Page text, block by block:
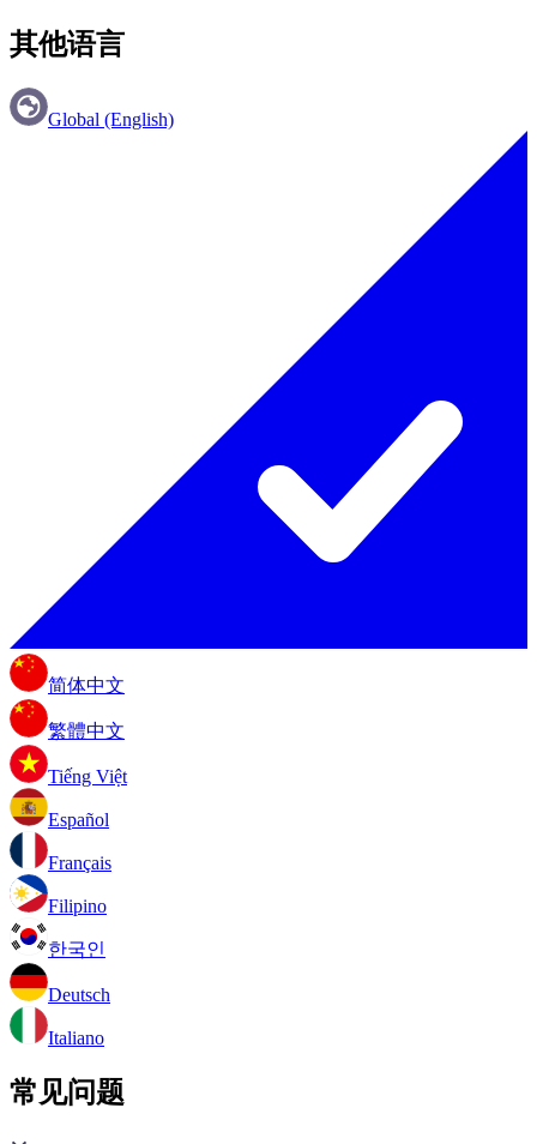
其他语言
Global (English)
简体中文
繁體中文
Tiếng Việt
Español
Français
Filipino
한국인
Deutsch
Italiano
常见问题